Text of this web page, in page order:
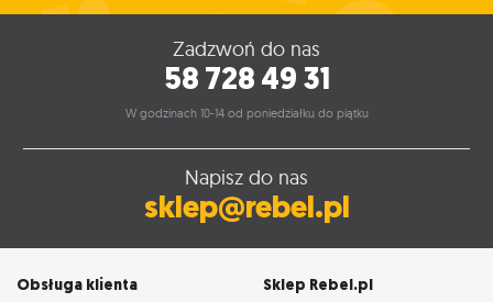
Zadzwoń do nas
58 728 49 31
W godzinach 10-14 od poniedziałku do piątku
Napisz do nas
sklep@rebel.pl
Obsługa klienta Sklep Rebel.pl